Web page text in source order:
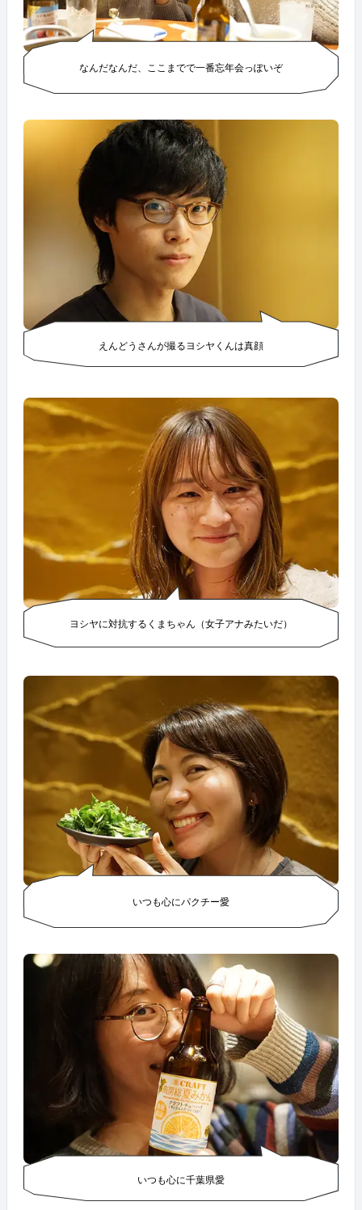
なんだなんだ、ここまでで一番忘年会っぽいぞ
えんどうさんが撮るヨシヤくんは真顔
ヨシヤに対抗するくまちゃん（女子アナみたいだ）
いつも心にパクチー愛
いつも心に千葉県愛